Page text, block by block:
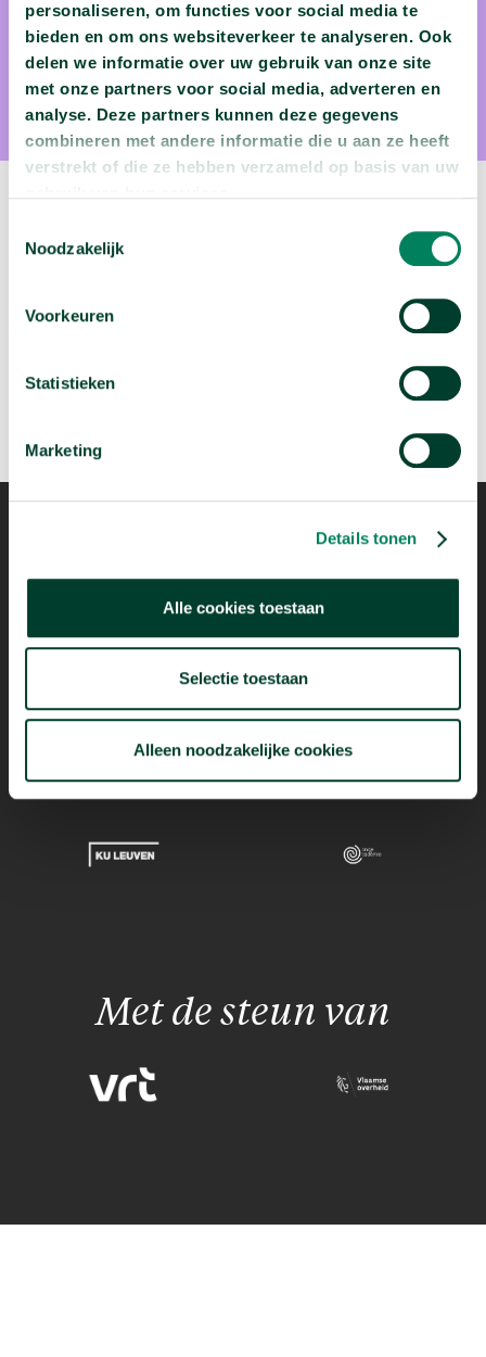
personaliseren, om functies voor social media te
bieden en om ons websiteverkeer te analyseren. Ook
delen we informatie over uw gebruik van onze site
met onze partners voor social media, adverteren en
analyse. Deze partners kunnen deze gegevens
combineren met andere informatie die u aan ze heeft
verstrekt of die ze hebben verzameld op basis van uw
Noodzakelijk
Voorkeuren
Statistieken
Marketing
Details tonen
Alle cookies toestaan
Selectie toestaan
Alleen noodzakelijke cookies
Dan Hassler-Forest is als docent Populaire Cultuur
verbonden aan de Universiteit van Amsterdam. Collega's en
studenten roemen hem om zijn uitgebreide filmkennis en
inspirerende colleges. '‘Als je Dan aanzet stopt hij niet meer.
Hij zweept de studenten op en gaat heel snel."
Beluister deze podcast arrow_forward
Mogelijk dankzij
Met de steun van